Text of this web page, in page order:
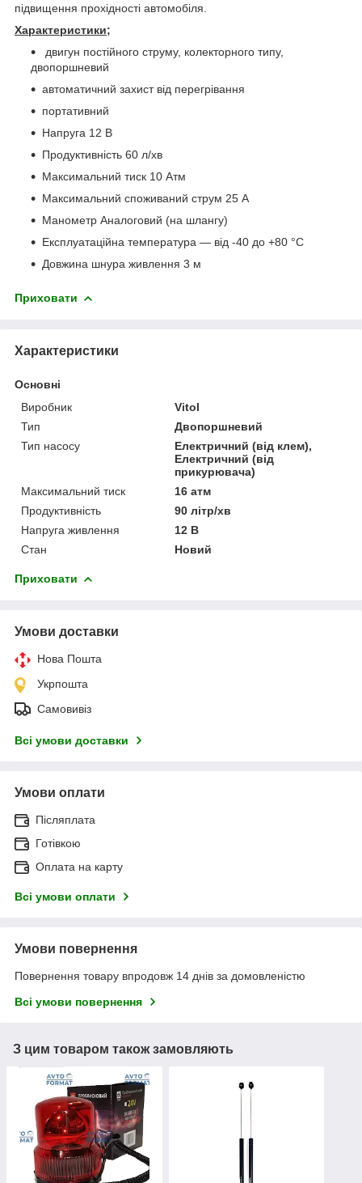
підвищення прохідності автомобіля.
Характеристики;
двигун постійного струму, колекторного типу,
двопоршневий
автоматичний захист від перегрівання
портативний
Напруга 12 В
Продуктивність 60 л/хв
Максимальний тиск 10 Атм
Максимальний споживаний струм 25 А
Манометр Аналоговий (на шлангу)
Експлуатаційна температура — від -40 до +80 °C
Довжина шнура живлення 3 м
Приховати
Характеристики
Основні
Виробник
Vitol
Тип
Двопоршневий
Тип насосу
Електричний (від клем),
Електричний (від
прикурювача)
Максимальний тиск
16 атм
Продуктивність
90 літр/хв
Напруга живлення
12 В
Стан
Новий
Приховати
Умови доставки
Нова Пошта
Укрпошта
Самовивіз
Всі умови доставки
Умови оплати
Післяплата
Готівкою
Оплата на карту
Всі умови оплати
Умови повернення
Повернення товару впродовж 14 днів за домовленістю
Всі умови повернення
З цим товаром також замовляють